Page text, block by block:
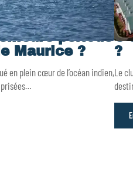
période
Maurice ?
en plein cœur de l’océan indien,
…
?
Le